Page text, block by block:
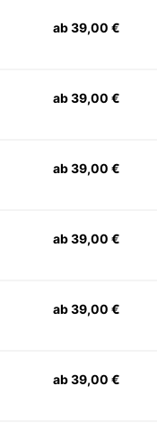
ab 39,00 €
ab 39,00 €
ab 39,00 €
ab 39,00 €
ab 39,00 €
ab 39,00 €